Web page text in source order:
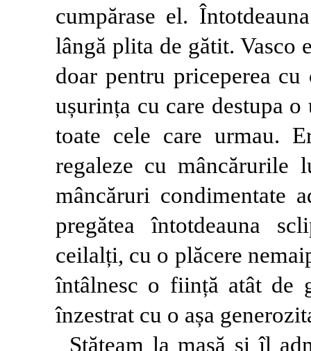
cumpărase el.
lângă plita de gătit. Vasco
doar pentru priceperea
ușurința cu care destupa
toate cele care urmau.
regaleze cu mâncărurile
mâncăruri condimentate
pregătea întotdeauna
ceilalți, cu o plăcere
întâlnesc o ființă atât de
înzestrat cu o așa
Stăteam la masă și îl